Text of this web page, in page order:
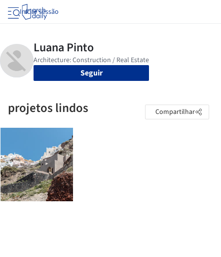
Iniciar sessão
Seguir
projetos lindos Compartilhar